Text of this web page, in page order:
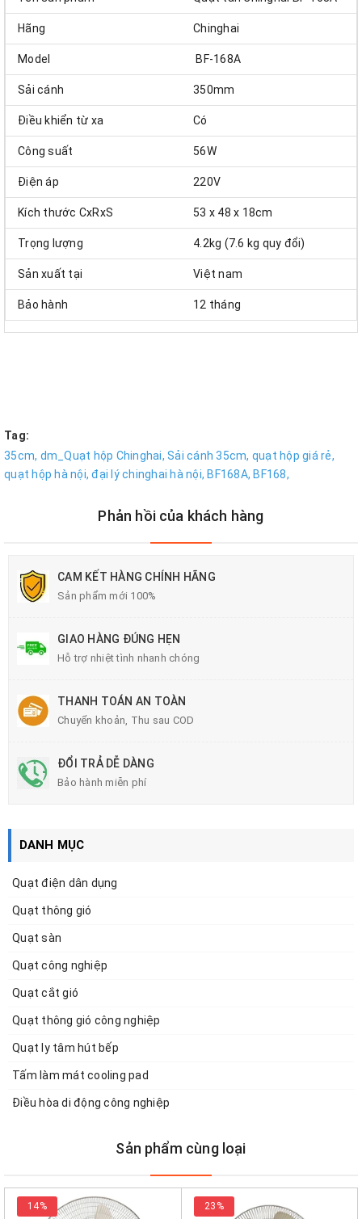
Hãng Chinghai
Model BF-168A
Sải cánh 350mm
Điều khiển từ xa Có
Công suất 56W
Điện áp 220V
Kích thước CxRxS 53 x 48 x 18cm
Trọng lượng 4.2kg (7.6 kg quy đổi)
Sản xuất tại Việt nam
Bảo hành 12 tháng
Tag:
35cm, dm_Quạt hộp Chinghai, Sải cánh 35cm, quạt hộp giá rẻ,
quạt hộp hà nội, đại lý chinghai hà nội, BF168A, BF168,
Phản hồi của khách hàng
CAM KẾT HÀNG CHÍNH HÃNG
Sản phẩm mới 100%
GIAO HÀNG ĐÚNG HẸN
Hỗ trợ nhiệt tình nhanh chóng
THANH TOÁN AN TOÀN
Chuyển khoản, Thu sau COD
ĐỔI TRẢ DỄ DÀNG
Bảo hành miễn phí
DANH MỤC
Quạt điện dân dụng
Quạt thông gió
Quạt sàn
Quạt công nghiệp
Quạt cắt gió
Quạt thông gió công nghiệp
Quạt ly tâm hút bếp
Tấm làm mát cooling pad
Điều hòa di động công nghiệp
Sản phẩm cùng loại
14% 23%